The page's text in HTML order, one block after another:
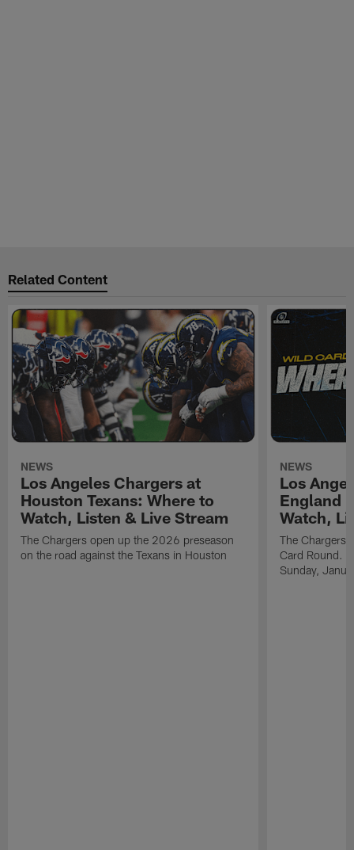
Related Content
NEWS
Los Angeles Chargers at
Houston Texans: Where to
Watch, Listen & Live Stream
The Chargers open up the 2026 preseason
on the road against the Texans in Houston
NEWS
Los
England
Watch,
The Chargers
Card Round.
Sunday,